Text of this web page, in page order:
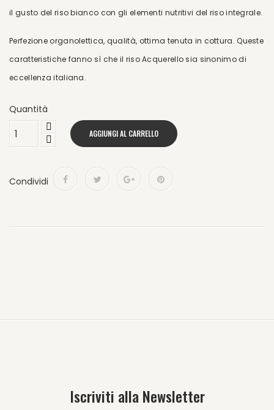
il gusto del riso bianco con gli elementi nutritivi del riso integrale.
Perfezione organolettica, qualità, ottima tenuta in cottura. Queste
caratteristiche fanno sì che il riso Acquerello sia sinonimo di
eccellenza italiana.
Quantità
AGGIUNGI AL CARRELLO
Condividi
Iscriviti alla Newsletter